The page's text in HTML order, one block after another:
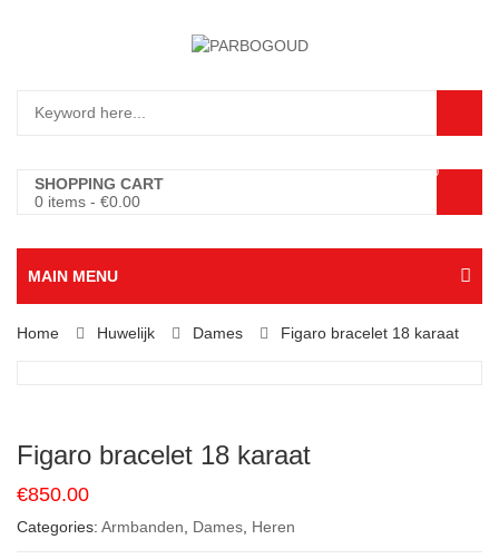
SHOPPING CART
0 items - €0.00
0
MAIN MENU
Home Huwelijk Dames Figaro bracelet 18 karaat
Figaro bracelet 18 karaat
€850.00
Categories: Armbanden, Dames, Heren